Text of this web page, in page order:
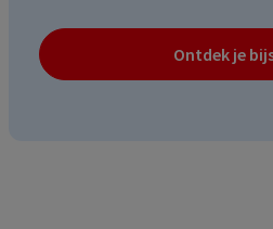
Ontdek je